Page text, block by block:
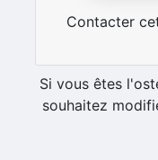
Contacter
Si vous êtes
souhaitez